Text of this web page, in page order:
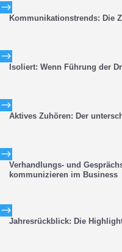
$
Kommunikationstrends: Die
$
Isoliert: Wenn Führung der
$
Aktives Zuhören: Der
$
Verhandlungs- und
kommunizieren im Business
$
Jahresrückblick: Die